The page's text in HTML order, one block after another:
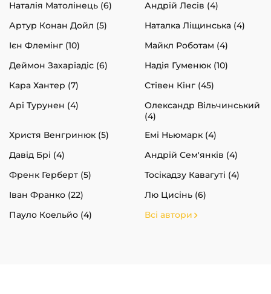
Наталія Матолінець (6)
Андрій Лесів (4)
Артур Конан Дойл (5)
Наталка Ліщинська (4)
Ієн Флемінг (10)
Майкл Роботам (4)
Деймон Захаріадіс (6)
Надія Гуменюк (10)
Кара Хантер (7)
Стівен Кінг (45)
Арі Турунен (4)
Олександр Вільчинський
(4)
Христя Венгринюк (5)
Емі Ньюмарк (4)
Давід Брі (4)
Андрій Сем'янків (4)
Френк Герберт (5)
Тосікадзу Кавагуті (4)
Іван Франко (22)
Лю Цисінь (6)
Пауло Коельйо (4)
Всі автори